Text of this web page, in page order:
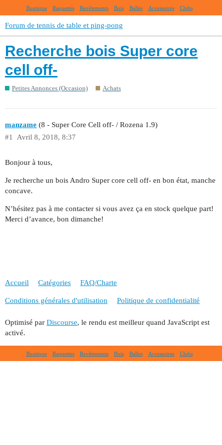
Boutique Raquettes Revêtements Bois Balles Accessoires Clubs
Forum de tennis de table et ping-pong
Recherche bois Super core
cell off-
Petites Annonces (Occasion) Achats
manzame (8 - Super Core Cell off- / Rozena 1.9)
Avril 8, 2018, 8:37
#1
Bonjour à tous,
Je recherche un bois Andro Super core cell off- en bon état, manche
concave.
N’hésitez pas à me contacter si vous avez ça en stock quelque part!
Merci d’avance, bon dimanche!
Accueil Catégories FAQ/Charte
Conditions générales d'utilisation Politique de confidentialité
Optimisé par Discourse, le rendu est meilleur quand JavaScript est
activé.
Boutique Raquettes Revêtements Bois Balles Accessoires Clubs